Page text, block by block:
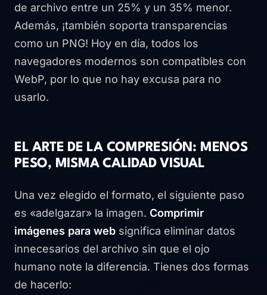
de archivo entre un 25% y un 35% menor.
Además, ¡también soporta transparencias
como un PNG! Hoy en día, todos los
navegadores modernos son compatibles con
WebP, por lo que no hay excusa para no
usarlo.
EL ARTE DE LA COMPRESIÓN: MENOS
PESO, MISMA CALIDAD VISUAL
Una vez elegido el formato, el siguiente paso
es «adelgazar» la imagen. Comprimir
imágenes para web significa eliminar datos
innecesarios del archivo sin que el ojo
humano note la diferencia. Tienes dos formas
de hacerlo: